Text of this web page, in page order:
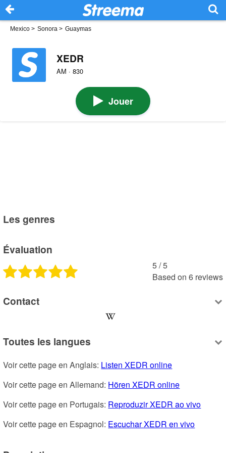
Mexico > Sonora > Guaymas
XEDR
AM · 830
Jouer
Les genres
Évaluation
5 /5
Based on 6 reviews
Contact
Toutes les langues
Voir cette page en Anglais: Listen XEDR online
Voir cette page en Allemand: Hören XEDR online
Voir cette page en Portugais: Reproduzir XEDR ao vivo
Voir cette page en Espagnol: Escuchar XEDR en vivo